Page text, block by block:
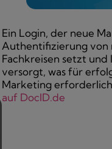
Ein Login, der neue
Authentifizierung von
Fachkreisen setzt und
versorgt, was für
Marketing
auf DocID.de